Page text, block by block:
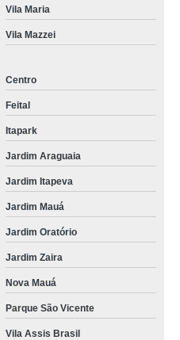
Vila Maria
Vila Mazzei
Centro
Feital
Itapark
Jardim Araguaia
Jardim Itapeva
Jardim Mauá
Jardim Oratório
Jardim Zaira
Nova Mauá
Parque São Vicente
Vila Assis Brasil